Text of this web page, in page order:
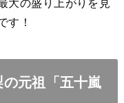
大の盛り上がりを見
す！
元祖「五十嵐